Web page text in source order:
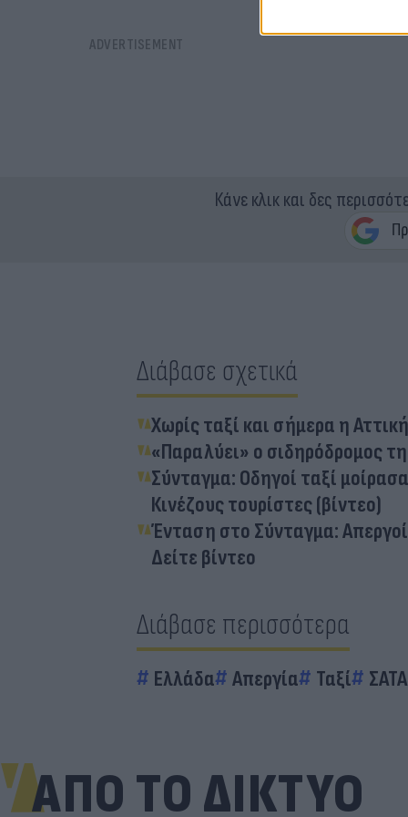
Κάνε κλικ και δες
Διάβασε σχετικά
Χωρίς ταξί και σήμερα η
«Παραλύει» ο σιδηρόδρομος
Σύνταγμα: Οδηγοί ταξί
Κινέζους τουρίστες (βίντεο)
Ένταση στο Σύνταγμα:
Δείτε βίντεο
Διάβασε περισσότερα
Ελλάδα Απεργία Ταξί ΣΑΤΑ
ΑΠΟ ΤΟ ΔΙΚΤΥΟ